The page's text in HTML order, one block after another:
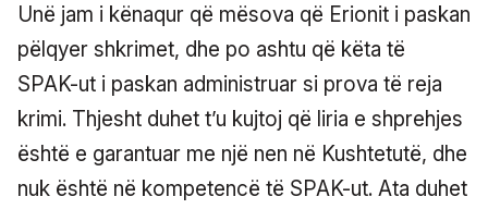
Unë jam i kënaqur që mësova që Erionit i paskan
pëlqyer shkrimet, dhe po ashtu që këta të
SPAK-ut i paskan administruar si prova të reja
krimi. Thjesht duhet t’u kujtoj që liria e shprehjes
është e garantuar me një nen në Kushtetutë, dhe
nuk është në kompetencë të SPAK-ut. Ata duhet